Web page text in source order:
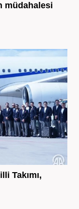
müdahalesi
Takımı,